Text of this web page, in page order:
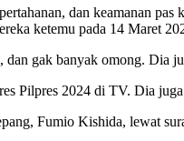
dan keamanan
ketemu pada 14 Maret
gak banyak omong. Dia
Pilpres 2024 di TV. Dia
Fumio Kishida, lewat